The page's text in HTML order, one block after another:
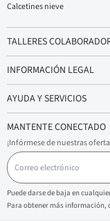
Calcetines nieve
TALLERES
INFORMACIÓN LEGAL
AYUDA Y SERVICIOS
MANTENTE CONECTADO
¡Infórmese de nuestras
C
o
r
r
e
o
Puede darse de baja en
Para obtener más información,